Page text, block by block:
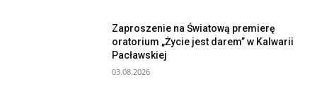
Zaproszenie na Światową premierę
oratorium „Życie jest darem” w Kalwarii
Pacławskiej
03.08.2026